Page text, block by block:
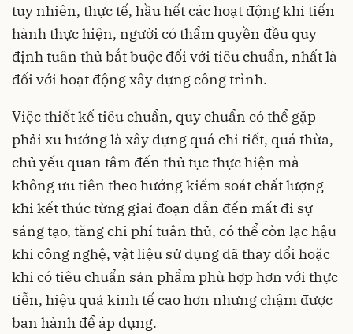
tuy nhiên, thực tế, hầu hết các hoạt động khi tiến
hành thực hiện, người có thẩm quyền đều quy
định tuân thủ bắt buộc đối với tiêu chuẩn, nhất là
đối với hoạt động xây dựng công trình.
Việc thiết kế tiêu chuẩn, quy chuẩn có thể gặp
phải xu hướng là xây dựng quá chi tiết, quá thừa,
chủ yếu quan tâm đến thủ tục thực hiện mà
không ưu tiên theo hướng kiểm soát chất lượng
khi kết thúc từng giai đoạn dẫn đến mất đi sự
sáng tạo, tăng chi phí tuân thủ, có thể còn lạc hậu
khi công nghệ, vật liệu sử dụng đã thay đổi hoặc
khi có tiêu chuẩn sản phẩm phù hợp hơn với thực
tiễn, hiệu quả kinh tế cao hơn nhưng chậm được
ban hành để áp dụng.